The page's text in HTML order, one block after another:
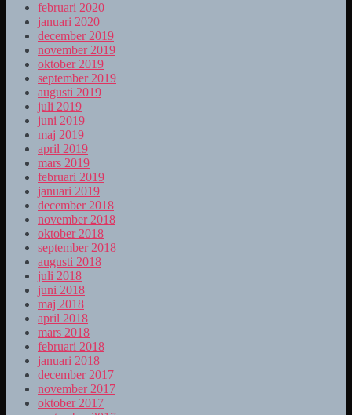
februari 2020
januari 2020
december 2019
november 2019
oktober 2019
september 2019
augusti 2019
juli 2019
juni 2019
maj 2019
april 2019
mars 2019
februari 2019
januari 2019
december 2018
november 2018
oktober 2018
september 2018
augusti 2018
juli 2018
juni 2018
maj 2018
april 2018
mars 2018
februari 2018
januari 2018
december 2017
november 2017
oktober 2017